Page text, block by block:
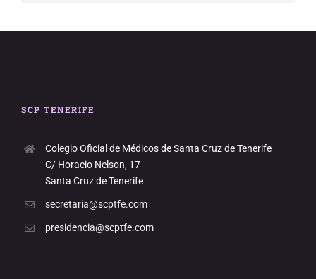
SCP TENERIFE
Colegio Oficial de Médicos de Santa Cruz de Tenerife
C/ Horacio Nelson, 17
Santa Cruz de Tenerife
secretaria@scptfe.com
presidencia@scptfe.com